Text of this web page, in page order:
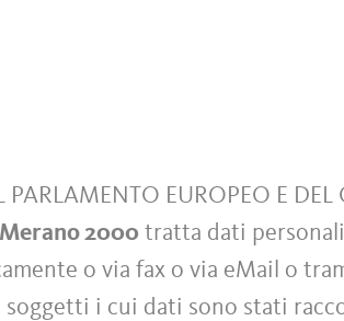
EUROPEO E
2000 tratta dati
o via fax o via eMail o
i cui dati sono stati